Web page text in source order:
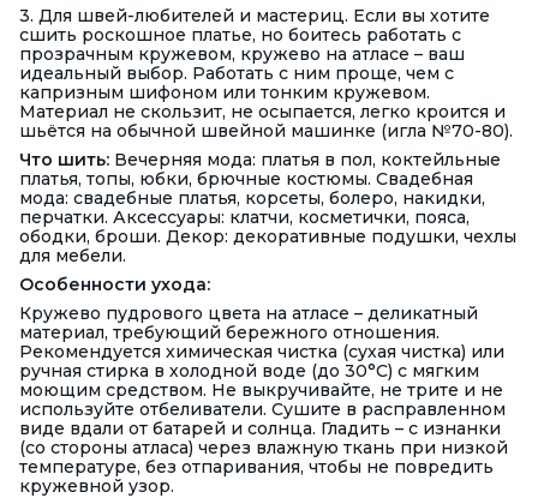
3. Для швей-любителей и мастериц. Если вы хотите
сшить роскошное платье, но боитесь работать с
прозрачным кружевом, кружево на атласе – ваш
идеальный выбор. Работать с ним проще, чем с
капризным шифоном или тонким кружевом.
Материал не скользит, не осыпается, легко кроится и
шьётся на обычной швейной машинке (игла №70-80).
Что шить: Вечерняя мода: платья в пол, коктейльные
платья, топы, юбки, брючные костюмы. Свадебная
мода: свадебные платья, корсеты, болеро, накидки,
перчатки. Аксессуары: клатчи, косметички, пояса,
ободки, броши. Декор: декоративные подушки, чехлы
для мебели.
Особенности ухода:
Кружево пудрового цвета на атласе – деликатный
материал, требующий бережного отношения.
Рекомендуется химическая чистка (сухая чистка) или
ручная стирка в холодной воде (до 30°C) с мягким
моющим средством. Не выкручивайте, не трите и не
используйте отбеливатели. Сушите в расправленном
виде вдали от батарей и солнца. Гладить – с изнанки
(со стороны атласа) через влажную ткань при низкой
температуре, без отпаривания, чтобы не повредить
кружевной узор.